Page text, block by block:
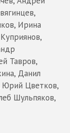
Ирина
Тавров,
Данил
Юрий Цветков,
Шульпяков,